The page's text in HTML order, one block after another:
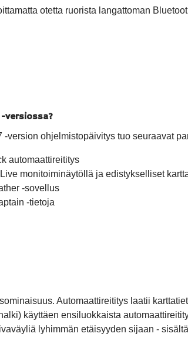
otetta ruorista langattoman
versiossa?
-version ohjelmistopäivitys tuo seuraavat
automaattireititys
monitoiminäytöllä ja edistykselliset
-sovellus
-tietoja
Automaattireititys laatii
käyttäen ensiluokkaista
lyhimmän etäisyyden sijaan -